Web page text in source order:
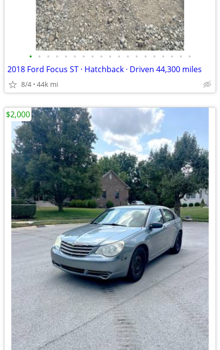
• • • • • • • • • • • • • • • • • • •
2018 Ford Focus ST · Hatchback · Driven 44,300 miles
8/4 44k mi
$2,000